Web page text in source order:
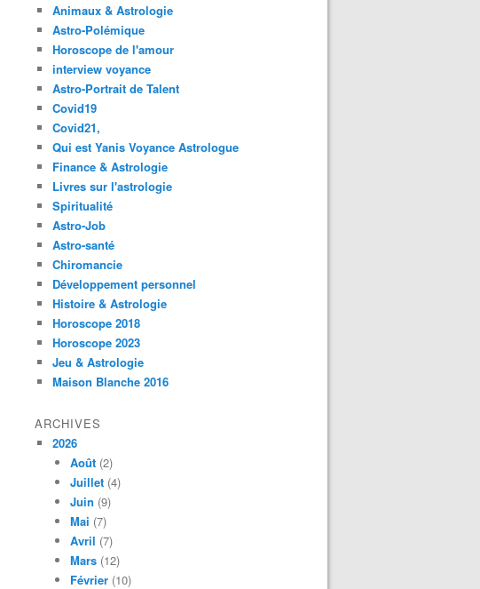
Animaux & Astrologie
Astro-Polémique
Horoscope de l'amour
interview voyance
Astro-Portrait de Talent
Covid19
Covid21,
Qui est Yanis Voyance Astrologue
Finance & Astrologie
Livres sur l'astrologie
Spiritualité
Astro-Job
Astro-santé
Chiromancie
Développement personnel
Histoire & Astrologie
Horoscope 2018
Horoscope 2023
Jeu & Astrologie
Maison Blanche 2016
ARCHIVES
2026
Août (2)
Juillet (4)
Juin (9)
Mai (7)
Avril (7)
Mars (12)
Février (10)